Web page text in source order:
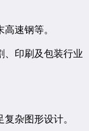
速钢等。
、印刷及包装行业
杂图形设计。